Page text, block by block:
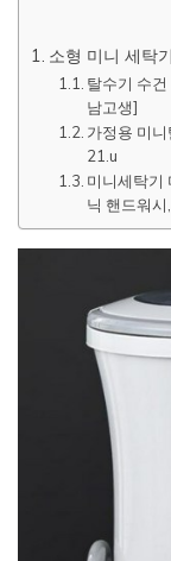
소형 미니 세탁
탈수기 수
남고생]
가정용 미
21.u
미니세탁기
닉 핸드워